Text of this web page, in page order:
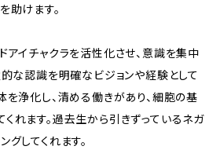
助けます。
アイチャクラを活性化させ、意識を集中
的な認識を明確なビジョンや経験として
を浄化し、清める働きがあり、細胞の基
れます。過去生から引きずっているネガ
グしてくれます。